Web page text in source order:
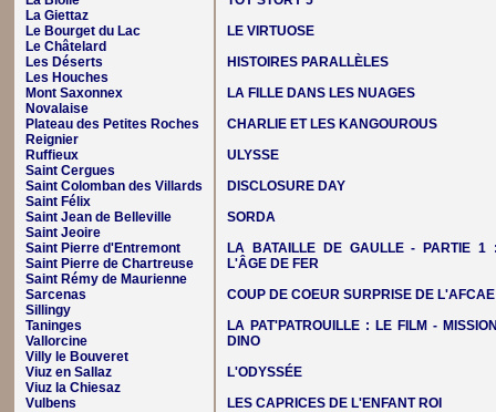
La Giettaz
Le Bourget du Lac
Le Châtelard
Les Déserts
Les Houches
Mont Saxonnex
Novalaise
Plateau des Petites Roches
Reignier
Ruffieux
Saint Cergues
Saint Colomban des Villards
Saint Félix
Saint Jean de Belleville
Saint Jeoire
Saint Pierre d'Entremont
Saint Pierre de Chartreuse
Saint Rémy de Maurienne
Sarcenas
Sillingy
Taninges
Vallorcine
Villy le Bouveret
Viuz en Sallaz
Viuz la Chiesaz
Vulbens
LE VIRTUOSE
HISTOIRES PARALLÈLES
LA FILLE DANS LES NUAGES
CHARLIE ET LES KANGOUROUS
ULYSSE
DISCLOSURE DAY
SORDA
LA BATAILLE DE GAULLE - PARTIE 1
L'ÂGE DE FER
COUP DE COEUR SURPRISE DE L'AFCAE
LA PAT'PATROUILLE : LE FILM -
DINO
L'ODYSSÉE
LES CAPRICES DE L'ENFANT ROI